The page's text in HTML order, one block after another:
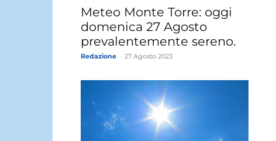
Meteo Monte Torre: oggi
domenica 27 Agosto
prevalentemente sereno.
Redazione 27 Agosto 2023